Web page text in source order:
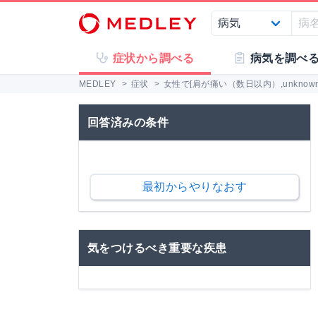
症状から調べる 病気を調べる
MEDLEY > 症状 > 女性で[肩が痛い（数日以内）
回答済みの条件
最初からやりなおす
気をつけるべき重要な疾患